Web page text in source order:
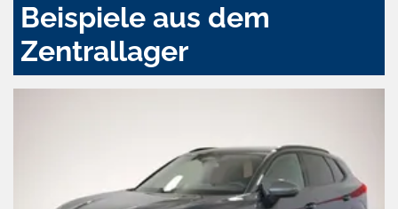
Beispiele aus dem
Zentrallager